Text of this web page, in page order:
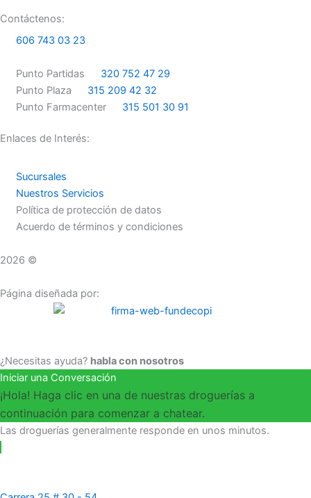
e
b
o
k
t
a
r
a
m
Contáctenos:
606 743 03 23
Punto Partidas
320 752 47 29
Punto Plaza
315 209 42 32
Punto Farmacenter
315 501 30 91
Enlaces de Interés:
Sucursales
Nuestros Servicios
Política de protección de datos
Acuerdo de términos y condiciones
2026 ©
Página diseñada por:
¿Necesitas ayuda? habla con nosotros
Iniciar una Conversación
¡Hola! Haga clic en una de nuestras droguerías a
continuación para comenzar a chatear.
Las droguerías generalmente responde en unos minutos.